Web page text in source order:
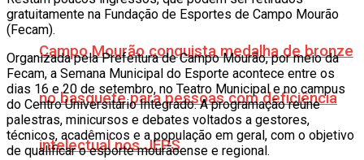
Campo Mourão conquista medalha de bronze
no basquete para pessoas com deficiência
intelectual nos JEPS
gratuitamente na Fundação de Esportes de Campo Mourão
(Fecam).
Organizada pela Prefeitura de Campo Mourão, por meio da
Fecam, a Semana Municipal do Esporte acontece entre os
dias 16 e 20 de setembro, no Teatro Municipal e no campus
do Centro Universitário Integrado. A programação reúne
palestras, minicursos e debates voltados a gestores,
técnicos, acadêmicos e a população em geral, com o objetivo
de qualificar o esporte mourãoense e regional.